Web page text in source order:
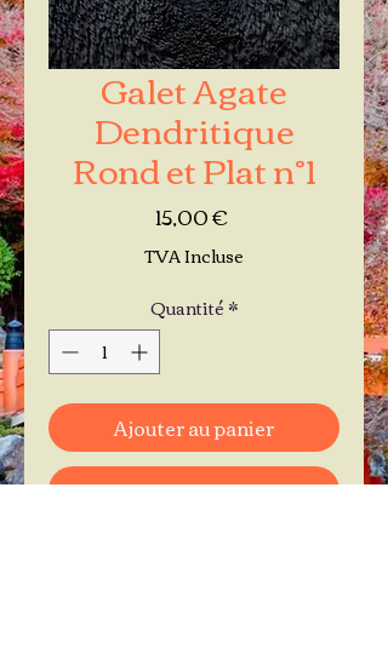
Galet Agate
Dendritique
Rond et Plat n°1
15,00 €Prix
TVA Incluse
Quantité*
Ajouter au panier
Commander et payer